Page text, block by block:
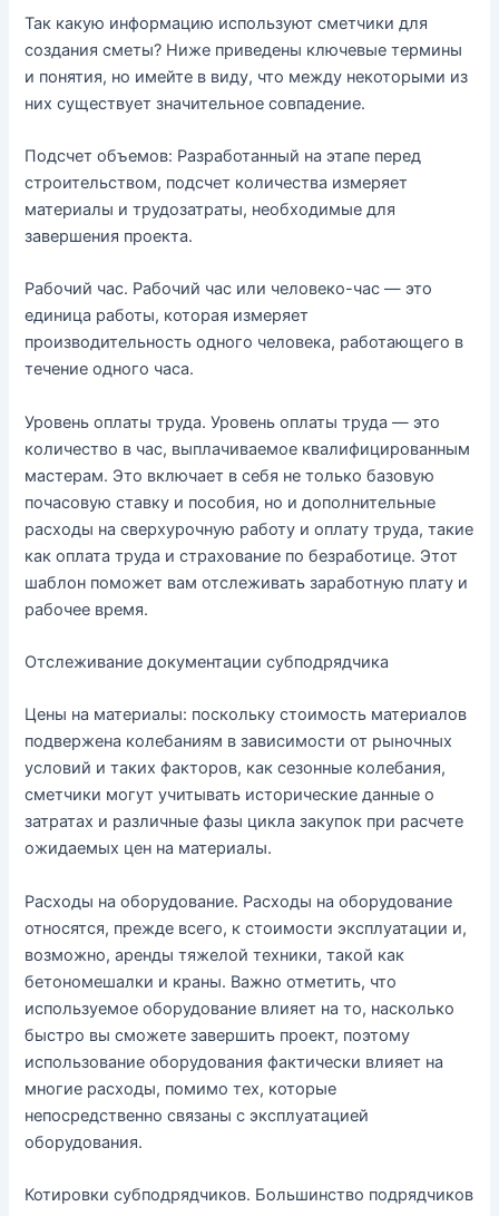
Так какую информацию используют сметчики для
создания сметы? Ниже приведены ключевые термины
и понятия, но имейте в виду, что между некоторыми из
них существует значительное совпадение.
Подсчет объемов: Разработанный на этапе перед
строительством, подсчет количества измеряет
материалы и трудозатраты, необходимые для
завершения проекта.
Рабочий час. Рабочий час или человеко-час — это
единица работы, которая измеряет
производительность одного человека, работающего в
течение одного часа.
Уровень оплаты труда. Уровень оплаты труда — это
количество в час, выплачиваемое квалифицированным
мастерам. Это включает в себя не только базовую
почасовую ставку и пособия, но и дополнительные
расходы на сверхурочную работу и оплату труда, такие
как оплата труда и страхование по безработице. Этот
шаблон поможет вам отслеживать заработную плату и
рабочее время.
Отслеживание документации субподрядчика
Цены на материалы: поскольку стоимость материалов
подвержена колебаниям в зависимости от рыночных
условий и таких факторов, как сезонные колебания,
сметчики могут учитывать исторические данные о
затратах и ​​различные фазы цикла закупок при расчете
ожидаемых цен на материалы.
Расходы на оборудование. Расходы на оборудование
относятся, прежде всего, к стоимости эксплуатации и,
возможно, аренды тяжелой техники, такой как
бетономешалки и краны. Важно отметить, что
используемое оборудование влияет на то, насколько
быстро вы сможете завершить проект, поэтому
использование оборудования фактически влияет на
многие расходы, помимо тех, которые
непосредственно связаны с эксплуатацией
оборудования.
Котировки субподрядчиков. Большинство подрядчиков